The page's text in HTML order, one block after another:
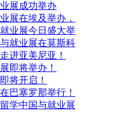
展成功举办
展在埃及举办，
业展今日盛大举
就业展在莫斯科
进亚美尼亚！
即将举办！
将开启！
巴塞罗那举行！
学中国与就业展